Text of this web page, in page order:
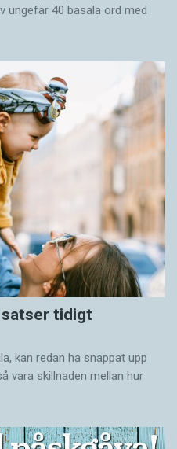
ungefär 40 basala ord med
satser tidigt
kan redan ha snappat upp
vara skillnaden mellan hur